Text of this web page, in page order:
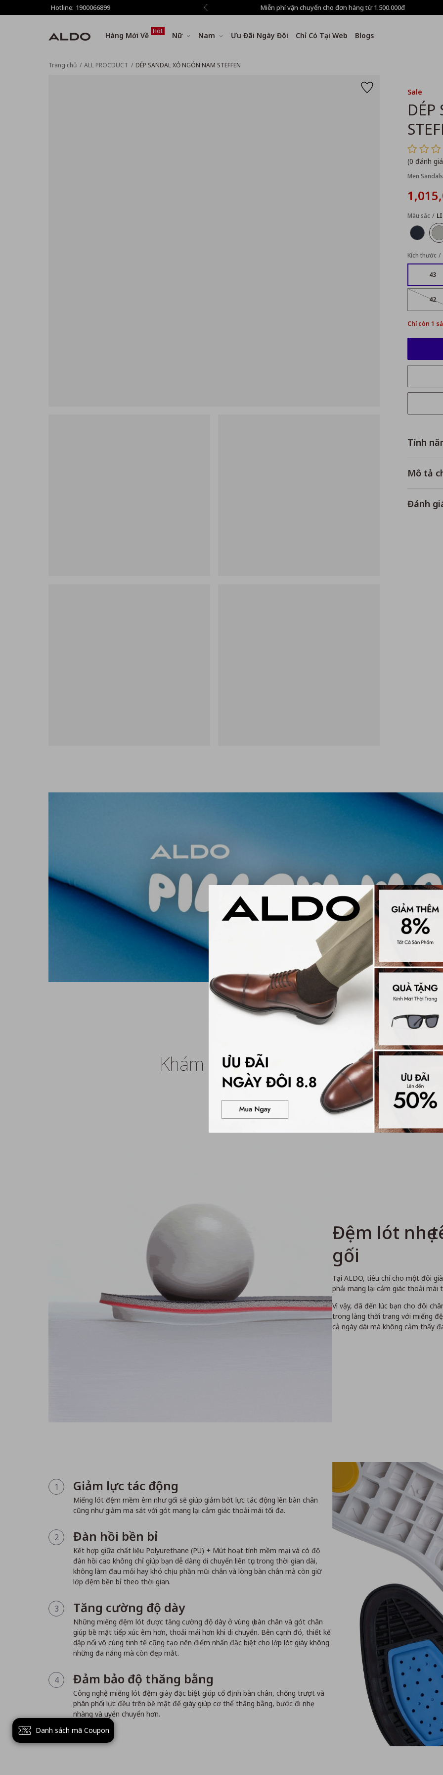
Hotline: 1900066899
thêm 8% tất cả sản phẩm ở bước Thanh toán Miễn phí vận chuyển cho đơn hàng từ 1.500.000đ
Hàng Mới Về Hot Nữ Nam Ưu Đãi Ngày Đôi Chỉ Có Tại Web Blogs
Trang chủ ALL PROCDUCT DÉP SANDAL XỎ NGÓN NAM STEFFEN
Sale
DÉP
(0 đánh
Men Sandals
Màu sắc
Kích thước
43
42
Chỉ còn 1
Tính
Mô tả
Đánh
Khám phá công nghệ đệm lót Pillow
ái độc quyền tại ALDO
Đệm lót nhẹ
gối
Tại ALDO, tiêu chí cho một đôi
phải mang lại cảm giác thoải mái
Vì vậy, đã đến lúc bạn cho đôi
trong làng thời trang với miếng
cả ngày dài mà không cảm thấy
1 Giảm lực tác động
Miếng lót đệm mềm êm như gối sẽ giúp giảm bớt lực tác động lên bàn chân
cũng như giảm ma sát với gót mang lại cảm giác thoải mái tối đa.
2 Đàn hồi bền bỉ
Kết hợp giữa chất liệu Polyurethane (PU) + Mút hoạt tính mềm mại và có độ
đàn hồi cao không chỉ giúp bạn dễ dàng di chuyển liên tục trong thời gian dài,
không làm đau mỏi hay khó chịu phần mũi chân và lòng bàn chân mà còn giữ
lớp đệm bền bỉ theo thời gian.
3 Tăng cường độ dày
Những miếng đệm lót được tăng cường độ dày ở vùng ụ bàn chân và gót chân
giúp bề mặt tiếp xúc êm hơn, thoải mái hơn khi di chuyển. Bên cạnh đó, thiết kế
dập nổi vô cùng tinh tế cũng tạo nên điểm nhấn đặc biệt cho lớp lót giày không
những đa năng mà còn đẹp mắt.
4 Đảm bảo độ thăng bằng
Công nghệ miếng lót đệm giày đặc biệt giúp cố định bàn chân, chống trượt và
phân phối lực đều trên bề mặt đế giày giúp cơ thể thăng bằng, bước đi nhẹ
nhàng và uyển chuyển hơn.
Danh sách mã Coupon